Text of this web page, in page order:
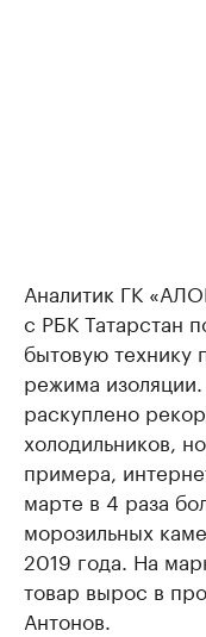
Аналитик ГК
с РБК Татарстан
бытовую технику
режима
раскуплено
холодильников,
примера,
марте в 4 раза
морозильных
2019 года. На
товар вырос в
Антонов.